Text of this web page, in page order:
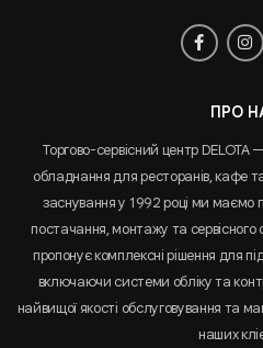
ПРО
Торгово-сервісний центр
обладнання для ресторанів, кафе
заснування у 1992 році ми маємо
постачання, монтажу та
пропонує комплексні рішення для
включаючи системи обліку та
найвищої якості обслуговування та
наших